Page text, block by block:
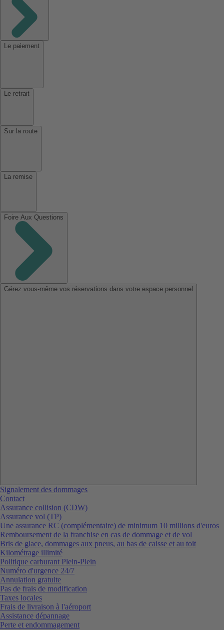
Le paiement
Le retrait
Sur la route
La remise
Foire Aux Questions
Gérez vous-même vos réservations dans votre espace personnel
Signalement des dommages
Contact
Assurance collision (CDW)
Assurance vol (TP)
Une assurance RC (complémentaire) de minimum 10 millions d'euros
Remboursement de la franchise en cas de dommage et de vol
Bris de glace, dommages aux pneus, au bas de caisse et au toit
Kilométrage illimité
Politique carburant Plein-Plein
Numéro d'urgence 24/7
Annulation gratuite
Pas de frais de modification
Taxes locales
Frais de livraison à l'aéroport
Assistance dépannage
Perte et endommagement